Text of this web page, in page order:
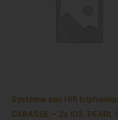
Système son Hifi
CABASSE – 2x IO3, PEARL